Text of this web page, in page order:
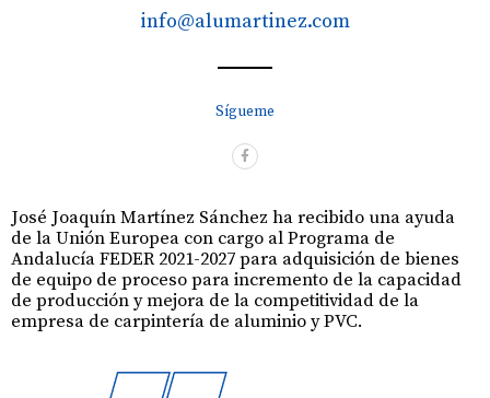
info@alumartinez.com
Sígueme
José Joaquín Martínez Sánchez ha recibido una ayuda
de la Unión Europea con cargo al Programa de
Andalucía FEDER 2021-2027 para adquisición de bienes
de equipo de proceso para incremento de la capacidad
de producción y mejora de la competitividad de la
empresa de carpintería de aluminio y PVC.